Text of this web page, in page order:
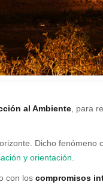
al Ambiente, para
Dicho fenómeno
y orientación.
con los compromisos